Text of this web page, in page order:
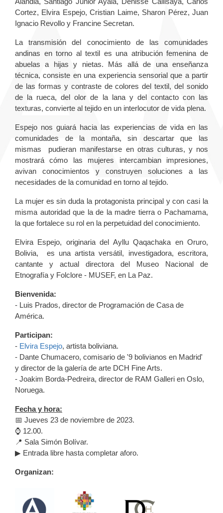
Cortez, Elvira Espejo, Cristian Laime, Sharon Pérez, Juan
Ignacio Revollo y Francine Secretan.
La transmisión del conocimiento de las comunidades
andinas en torno al textil es una atribución femenina de
abuelas a hijas y nietas. Más allá de una enseñanza
técnica, consiste en una experiencia sensorial que a partir
de las formas y contraste de colores del textil, del sonido
de la rueca, del olor de la lana y del contacto con las
texturas, convierte al tejido en un interlocutor de vida plena.
Espejo nos guiará hacia las experiencias de vida en las
comunidades de la montaña, sin descartar que las
mismas pudieran manifestarse en otras culturas, y nos
mostrará cómo las mujeres intercambian impresiones,
avivan conocimientos y construyen soluciones a las
necesidades de la comunidad en torno al tejido.
La mujer es sin duda la protagonista principal y con casi la
misma autoridad que la de la madre tierra o Pachamama,
la que fortalece su rol en la perpetuidad del conocimiento.
Elvira Espejo, originaria del Ayllu Qaqachaka en Oruro,
Bolivia, es una artista versátil, investigadora, escritora,
cantante y actual directora del Museo Nacional de
Etnografía y Folclore - MUSEF, en La Paz.
Bienvenida:
- Luis Prados, director de Programación de Casa de
América.
Participan:
- Elvira Espejo, artista boliviana.
- Dante Chumacero, comisario de '9 bolivianos en Madrid'
y director de la galería de arte DCH Fine Arts.
- Joakim Borda-Pedreira, director de RAM Galleri en Oslo,
Noruega.
Fecha y hora:
📅 Jueves 23 de noviembre de 2023.
⌚️ 12.00.
📍 Sala Simón Bolívar.
▶ Entrada libre hasta completar aforo.
Organizan: